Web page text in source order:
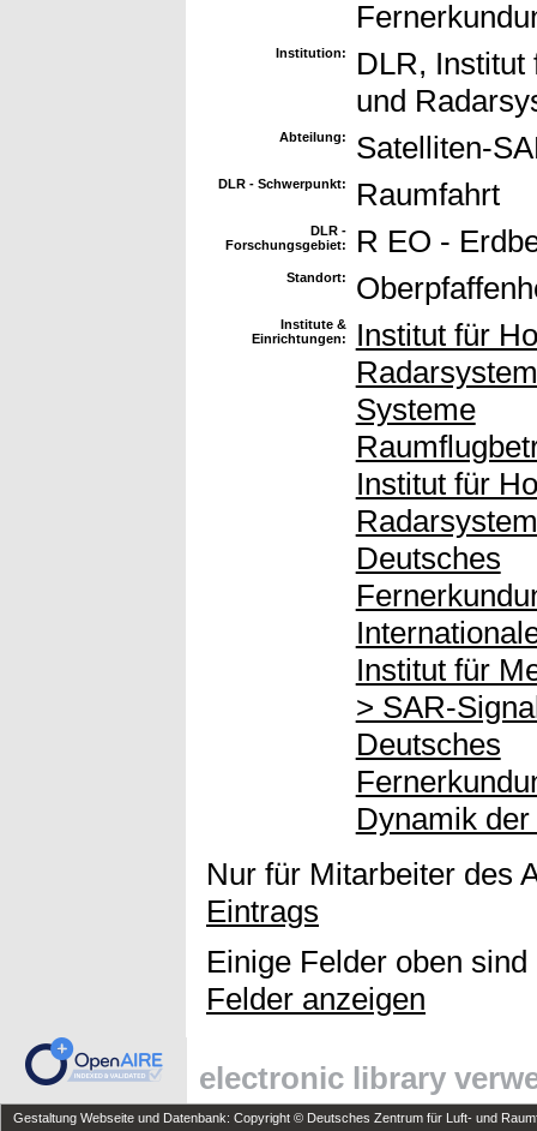
Institution:
DLR, Institut
und
Abteilung: Satelliten-
DLR - Schwerpunkt: Raumfahrt
DLR -
Forschungsgebiet:
R EO -
Standort:
Institute &
Einrichtungen:
Institut für
Systeme
Institut für
Deutsches
Institut für
> SAR-
Deutsches
Dynamik
Nur für Mitarbeiter des
Eintrags
Einige Felder oben
Felder anzeigen
electronic library
Gestaltung Webseite und Datenbank: Copyright © Deutsches Zentrum für Luft- und